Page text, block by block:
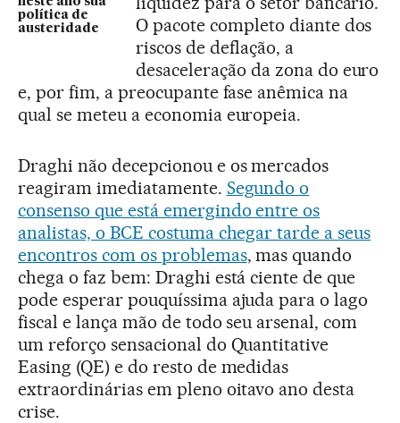
política de
austeridade
O pacote completo diante dos
riscos de deflação, a
desaceleração da zona do euro
e, por fim, a preocupante fase anêmica na
qual se meteu a economia europeia.
Draghi não decepcionou e os mercados
reagiram imediatamente. Segundo o
consenso que está emergindo entre os
analistas, o BCE costuma chegar tarde a seus
encontros com os problemas, mas quando
chega o faz bem: Draghi está ciente de que
pode esperar pouquíssima ajuda para o lago
fiscal e lança mão de todo seu arsenal, com
um reforço sensacional do Quantitative
Easing (QE) e do resto de medidas
extraordinárias em pleno oitavo ano desta
crise.